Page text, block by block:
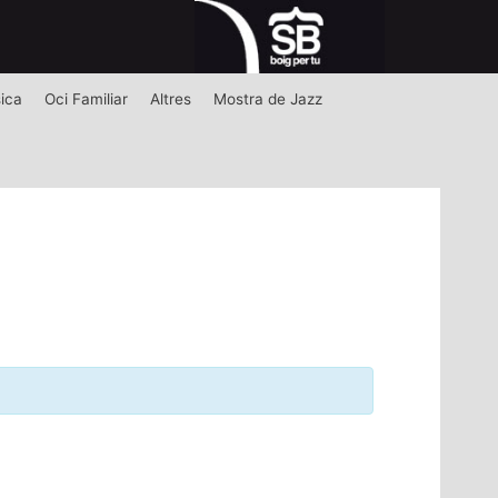
Oci Familiar Altres Mostra de Jazz